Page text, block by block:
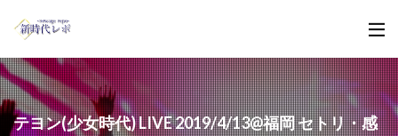
テヨン(少女時代) LIVE 2019/4/13@福岡 セトリ・感